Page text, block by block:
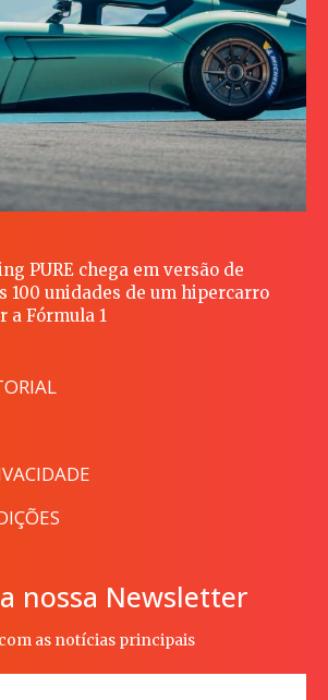
PURE chega em versão de
100 unidades de um hipercarro
a Fórmula 1
nossa Newsletter
as notícias principais